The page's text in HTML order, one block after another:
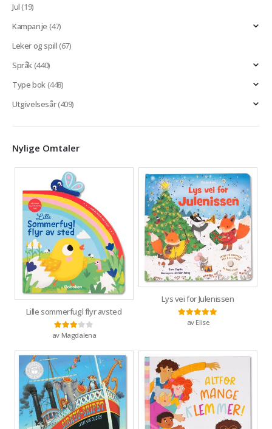
Jul(19)
Kampanje (47)
Leker og spill(67)
Språk(440)
Type bok(448)
Utgivelsesår(409)
Nylige Omtaler
Lille sommerfugl flyr avsted
Vurdert3av 5
av Magdalena
Lys vei for Julenissen
Vurdert5
av Elise